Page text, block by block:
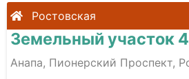
Ростовская
Земельный участок
Анапа, Пионерский Проспект,